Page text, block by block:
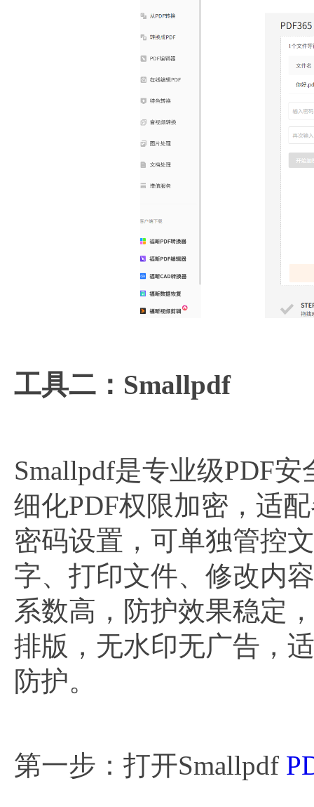
工具二：Smallpdf
Smallpdf是专业级PDF
细化PDF权限加密，适
密码设置，可单独管控
字、打印文件、修改内
系数高，防护效果稳定
排版，无水印无广告，
防护。
第一步：打开Smallpdf